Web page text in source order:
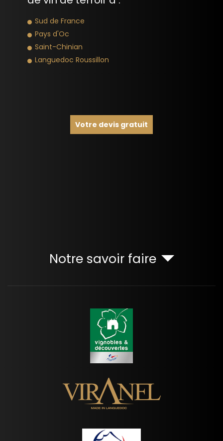
Sud de France
Pays d'Oc
Saint-Chinian
Languedoc Roussillon
Votre devis gratuit
Notre savoir faire